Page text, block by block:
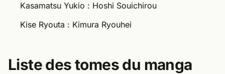
Kasamatsu Yukio : Hoshi Souichirou
Kise Ryouta : Kimura Ryouhei
Liste des tomes du manga